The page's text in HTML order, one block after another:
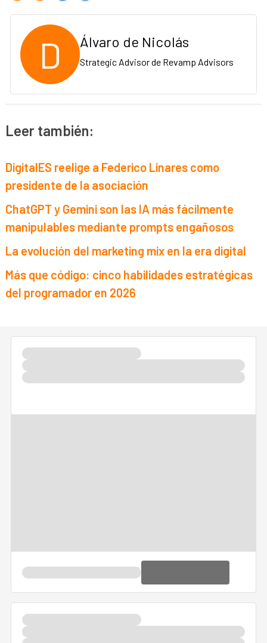
D Álvaro de Nicolás
Strategic Advisor de Revamp Advisors
Leer también:
DigitalES reelige a Federico Linares como
presidente de la asociación
ChatGPT y Gemini son las IA más fácilmente
manipulables mediante prompts engañosos
La evolución del marketing mix en la era digital
Más que código: cinco habilidades estratégicas
del programador en 2026